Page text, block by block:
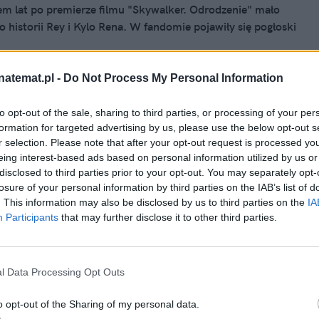
- Do Not Process My Personal Information
opt-out of the sale, sharing to third parties, or processing of your
for targeted advertising by us, please use the below opt-out
selection. Please note that after your opt-out request is processed
interest-based ads based on personal information utilized by us
to third parties prior to your opt-out. You may separately
of your personal information by third parties on the IAB’s list of
This information may also be disclosed by us to third parties on the
Participants that may further disclose it to other third parties.
Data Processing Opt Outs
opt-out of the Sharing of my personal data.
lat po premierze filmu "Skywalker. Odrodzenie" mało
historii Rey i Kylo Rena. W fandomie pojawiły się pogłoski
Krytykowane prequele jakimś cudem się uchowały –
19:31
i Grogu" ma pierwsze reakcje.
Wars" mogą się pokłócić
już pierwsze reakcje po pokazach prasowych filmu
i Grogu". To pierwsza kinowa odsłona "Star Wars" od
premiery "Gwiezdne wojny: Skywalker. Odrodzenie" i
kontynuacja hitowego serialu Disney+. Opinie są na razie